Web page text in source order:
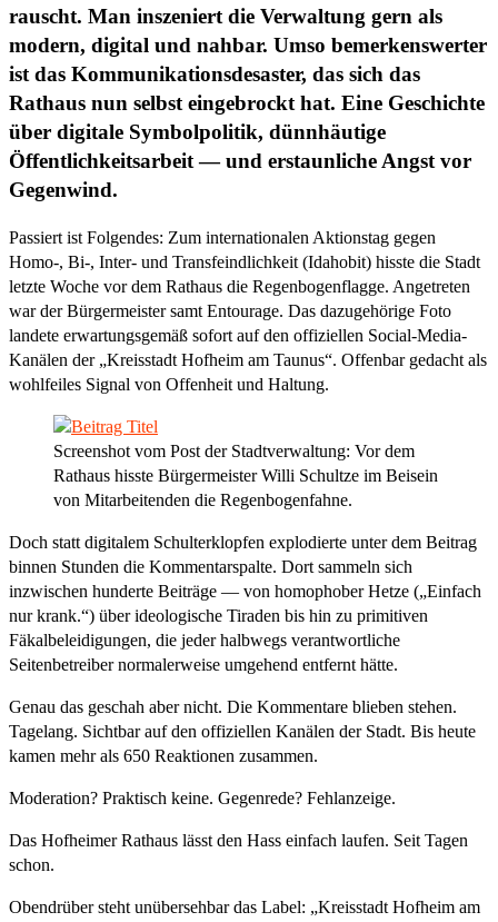
rauscht. Man inszeniert die Verwaltung gern als
modern, digital und nahbar. Umso bemerkenswerter
ist das Kommunikationsdesaster, das sich das
Rathaus nun selbst eingebrockt hat. Eine Geschichte
über digitale Symbolpolitik, dünnhäutige
Öffentlichkeitsarbeit — und erstaunliche Angst vor
Gegenwind.
Passiert ist Folgendes: Zum internationalen Aktionstag gegen
Homo-, Bi-, Inter- und Transfeindlichkeit (Idahobit) hisste die Stadt
letzte Woche vor dem Rathaus die Regenbogenflagge. Angetreten
war der Bürgermeister samt Entourage. Das dazugehörige Foto
landete erwartungsgemäß sofort auf den offiziellen Social-Media-
Kanälen der „Kreisstadt Hofheim am Taunus“. Offenbar gedacht als
wohlfeiles Signal von Offenheit und Haltung.
Screenshot vom Post der Stadtverwaltung: Vor dem
Rathaus hisste Bürgermeister Willi Schultze im Beisein
von Mitarbeitenden die Regenbogenfahne.
Doch statt digitalem Schulterklopfen explodierte unter dem Beitrag
binnen Stunden die Kommentarspalte. Dort sammeln sich
inzwischen hunderte Beiträge — von homophober Hetze („Einfach
nur krank.“) über ideologische Tiraden bis hin zu primitiven
Fäkalbeleidigungen, die jeder halbwegs verantwortliche
Seitenbetreiber normalerweise umgehend entfernt hätte.
Genau das geschah aber nicht. Die Kommentare blieben stehen.
Tagelang. Sichtbar auf den offiziellen Kanälen der Stadt. Bis heute
kamen mehr als 650 Reaktionen zusammen.
Moderation? Praktisch keine. Gegenrede? Fehlanzeige.
Das Hofheimer Rathaus lässt den Hass einfach laufen. Seit Tagen
schon.
Obendrüber steht unübersehbar das Label: „Kreisstadt Hofheim am